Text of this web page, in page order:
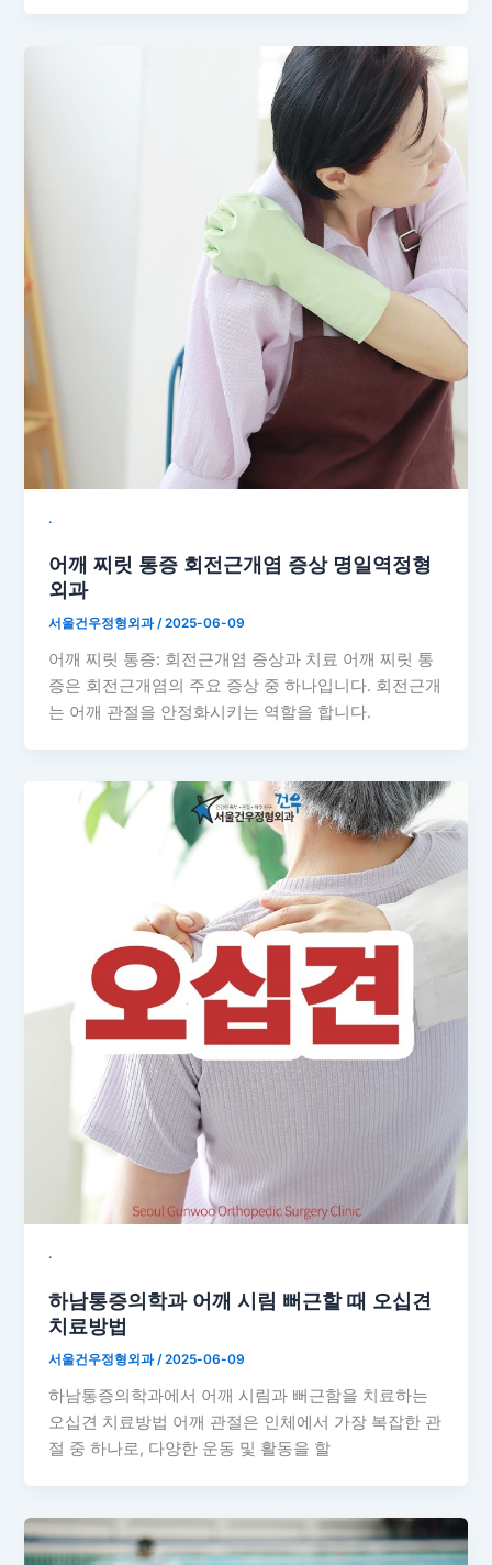
˙
어깨 찌릿 통증 회전근개염 증상 명일역정형
외과
서울건우정형외과/2025-06-09
어깨 찌릿 통증: 회전근개염 증상과 치료 어깨 찌릿 통
증은 회전근개염의 주요 증상 중 하나입니다. 회전근개
는 어깨 관절을 안정화시키는 역할을 합니다.
˙
하남통증의학과 어깨 시림 뻐근할 때 오십견
치료방법
서울건우정형외과/2025-06-09
하남통증의학과에서 어깨 시림과 뻐근함을 치료하는
오십견 치료방법 어깨 관절은 인체에서 가장 복잡한 관
절 중 하나로, 다양한 운동 및 활동을 할